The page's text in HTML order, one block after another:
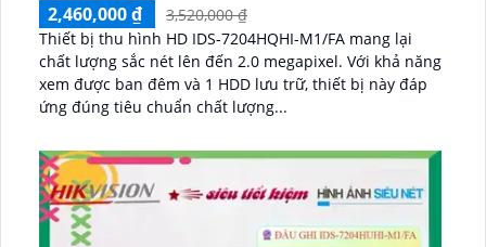
2,460,000 ₫
3,520,000 ₫
Thiết bị thu hình HD IDS-7204HQHI-M1/FA mang lại
chất lượng sắc nét lên đến 2.0 megapixel. Với khả năng
xem được ban đêm và 1 HDD lưu trữ, thiết bị này đáp
ứng đúng tiêu chuẩn chất lượng...